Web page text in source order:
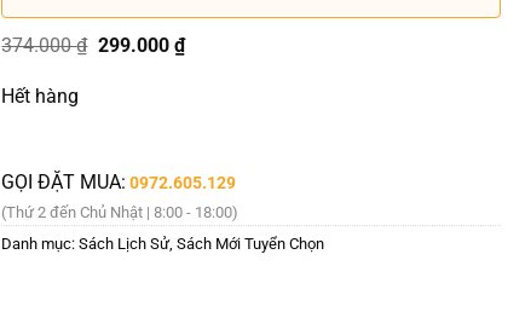
374.000₫ Giá
299.000₫Giá
Hết hàng
GỌI ĐẶT MUA: 0972.605.129
(Thứ 2 đến Chủ Nhật | 8:00 - 18:00)
Danh mục:Sách Lịch Sử,Sách Mới Tuyển Chọn